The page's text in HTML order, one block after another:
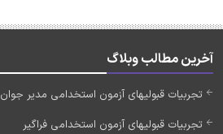
آخرین مطالب وبلاگ
تجربیات قبولیهای آزمون استخدامی مدیر جوان
تجربیات قبولیهای آزمون استخدامی فراگیر